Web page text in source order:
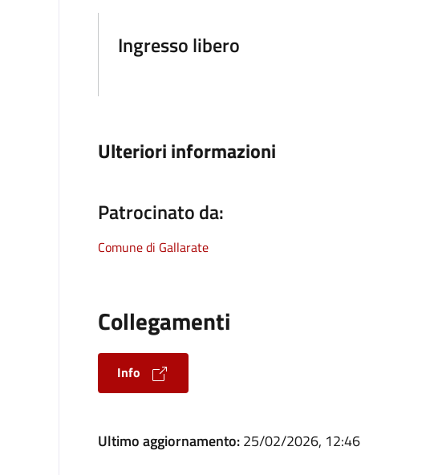
Ingresso libero
Ulteriori informazioni
Patrocinato da:
Comune di Gallarate
Collegamenti
Info
Ultimo aggiornamento:25/02/2026, 12:46